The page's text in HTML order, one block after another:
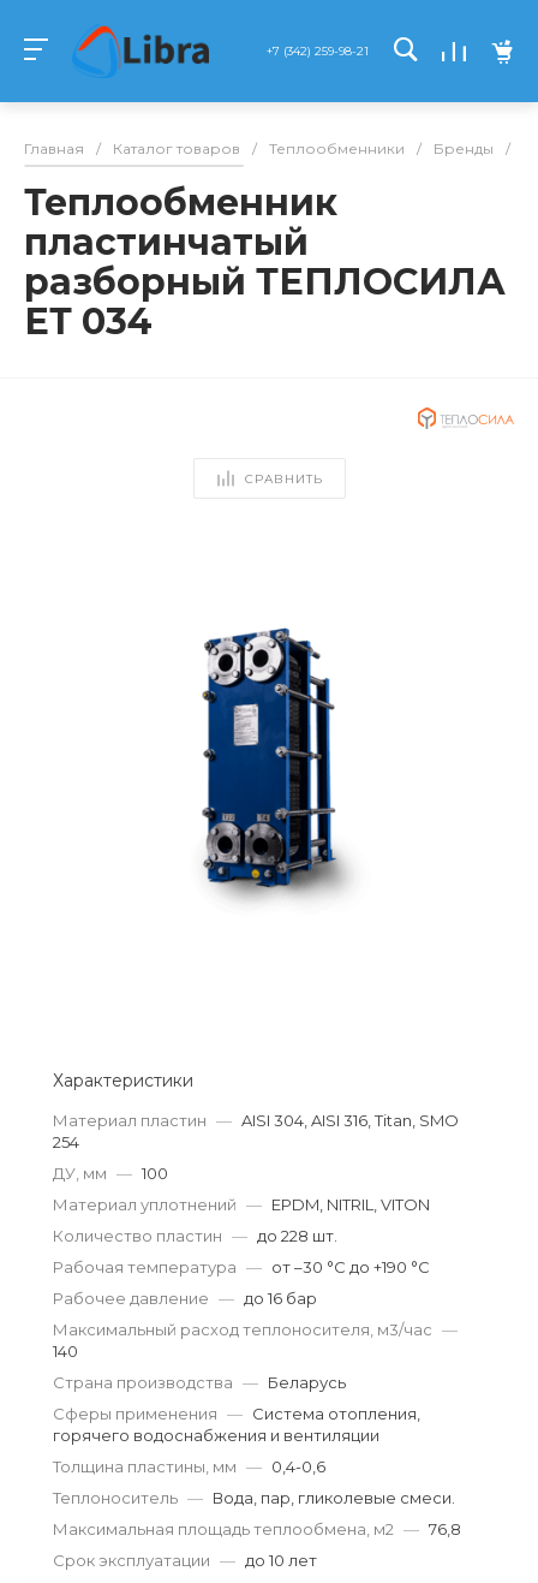
+7 (342) 259-98-21
Главная / Каталог товаров / Теплообменники / Бренды /
Теплообменник
пластинчатый
разборный ТЕПЛОСИЛА
ЕТ 034
СРАВНИТЬ
Характеристики
Материал пластин — AISI 304, AISI 316, Titan, SMO
254
ДУ, мм — 100
Материал уплотнений — EPDM, NITRIL, VITON
Количество пластин — до 228 шт.
Рабочая температура — от –30 °С до +190 °С
Рабочее давление — до 16 бар
Максимальный расход теплоносителя, м3/час —
140
Страна производства — Беларусь
Сферы применения — Система отопления,
горячего водоснабжения и вентиляции
Толщина пластины, мм — 0,4-0,6
Теплоноситель — Вода, пар, гликолевые смеси.
Максимальная площадь теплообмена, м2 — 76,8
Срок эксплуатации — до 10 лет